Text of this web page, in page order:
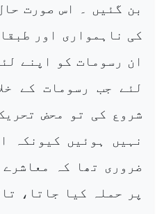
بن گئیں ۔ اس صورت
کی ناہمواری اور
ان رسومات کو اپنے
لئے جب رسومات کے
شروع کی تو محض
نہیں ہوئیں کیونکہ
ضروری تھا کہ
پر حملہ کیا جاتا،